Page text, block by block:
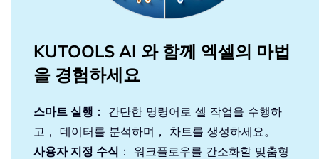
KUTOOLS AI 와 함께 엑셀의 마법
을 경험하세요
스마트 실행 ： 간단한 명령어로 셀 작업을 수행하
고， 데이터를 분석하며， 차트를 생성하세요。
사용자 지정 수식 ： 워크플로우를 간소화할 맞춤형